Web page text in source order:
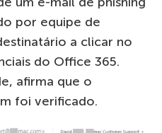
por equipe de
a clicar no
do Office 365.
afirma que o
foi verificado.